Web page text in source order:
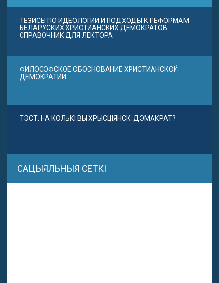
ТЕЗИСЫ ПО ИДЕОЛОГИИ И ПОДХОДЫ К РЕФОРМАМ
БЕЛАРУСКИХ ХРИСТИАНСКИХ ДЕМОКРАТОВ.
СПРАВОЧНИК ДЛЯ ЛЕКТОРА
ФИЛОСОФСКОЕ ОБОСНОВАНИЕ ХРИСТИАНСКОЙ
ДЕМОКРАТИИ
ТЭСТ. НА КОЛЬКІ ВЫ ХРЫСЦІЯНСКІ ДЭМАКРАТ?
САЦЫЯЛЬНЫЯ СЕТКІ